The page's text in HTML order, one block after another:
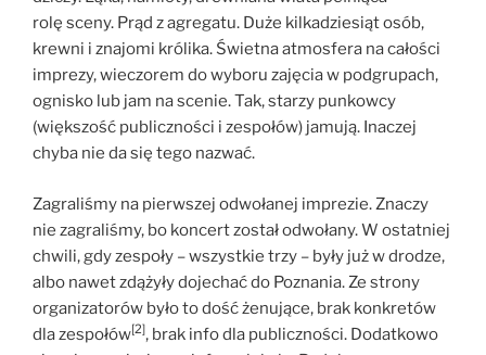
rolę sceny. Prąd z agregatu. Duże kilkadziesiąt osób,
krewni i znajomi królika. Świetna atmosfera na całości
imprezy, wieczorem do wyboru zajęcia w podgrupach,
ognisko lub jam na scenie. Tak, starzy punkowcy
(większość publiczności i zespołów) jamują. Inaczej
chyba nie da się tego nazwać.
Zagraliśmy na pierwszej odwołanej imprezie. Znaczy
nie zagraliśmy, bo koncert został odwołany. W ostatniej
chwili, gdy zespoły – wszystkie trzy – były już w drodze,
albo nawet zdążyły dojechać do Poznania. Ze strony
organizatorów było to dość żenujące, brak konkretów
dla zespołów[2], brak info dla publiczności. Dodatkowo